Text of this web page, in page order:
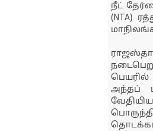
நீட்
(NTA)
பெயரில்
அந்தப்